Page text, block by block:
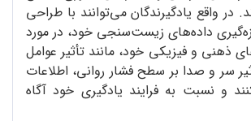
در واقع یادگیرندگان می‌توانند با طراحی
داده‌های زیست‌سنجی خود، در مورد
ذهنی و فیزیکی خود، مانند تأثیر عوامل
سر و صدا بر سطح فشار روانی، اطلاعات
و نسبت به فرایند یادگیری خود آگاه